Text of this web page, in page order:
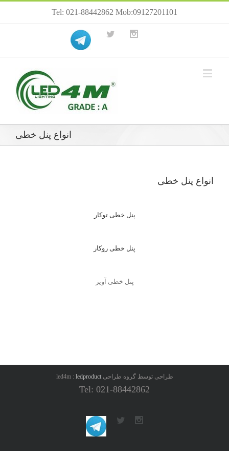
Tel: 021-88442862 Mob:09127201101
انواع پنل خطی
انواع پنل خطی
پنل خطی توکار
پنل خطی روکار
پنل خطی آویز
طراحی توسط گروه طراحی led4m :ledproduct
Tel: 021-88442862